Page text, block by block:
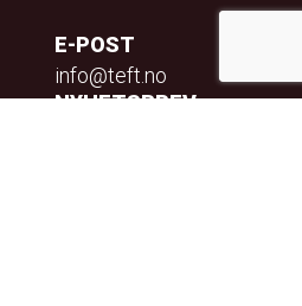
E-POST
info@teft.no
NYHETSBREV